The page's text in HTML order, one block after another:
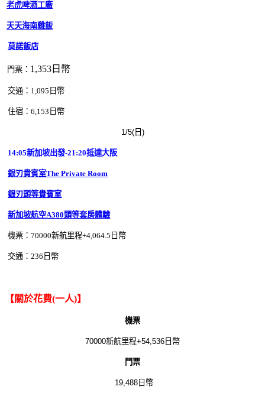
老虎啤酒工廠
天天海南雞飯
莫諾飯店
門票： 1,353日幣
交通：1,095日幣
住宿：6,153日幣
1/5(日)
14:05新加坡出發-21:20抵達大阪
銀刃貴賓室The Private Room
銀刃頭等貴賓室
新加坡航空A380頭等套房體驗
機票：70000新航里程+4,064.5日幣
交通：236日幣
【關於花費(一人)】
機票
70000新航里程+54,536日幣
門票
19,488日幣